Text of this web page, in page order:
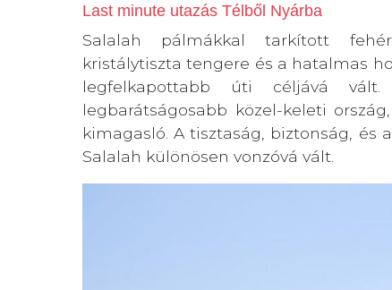
Last minute utazás Télből Nyárba
Salalah pálmákkal tarkított
kristálytiszta tengere és a hatalmas
legfelkapottabb úti céljává
legbarátságosabb közel-keleti
kimagasló. A tisztaság, biztonság,
Salalah különösen vonzóvá vált.